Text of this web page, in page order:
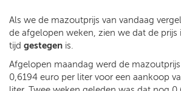
Als we de mazoutprijs van vandaag
de afgelopen weken, zien we dat de prijs
tijd gestegen is.
Afgelopen maandag werd de
0,6194 euro per liter voor een aankoop